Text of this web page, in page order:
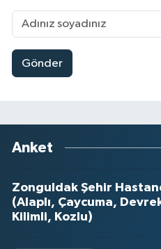
Gönder
Anket
Zonguldak Şehir
(Alaplı, Çaycuma,
Kilimli, Kozlu)